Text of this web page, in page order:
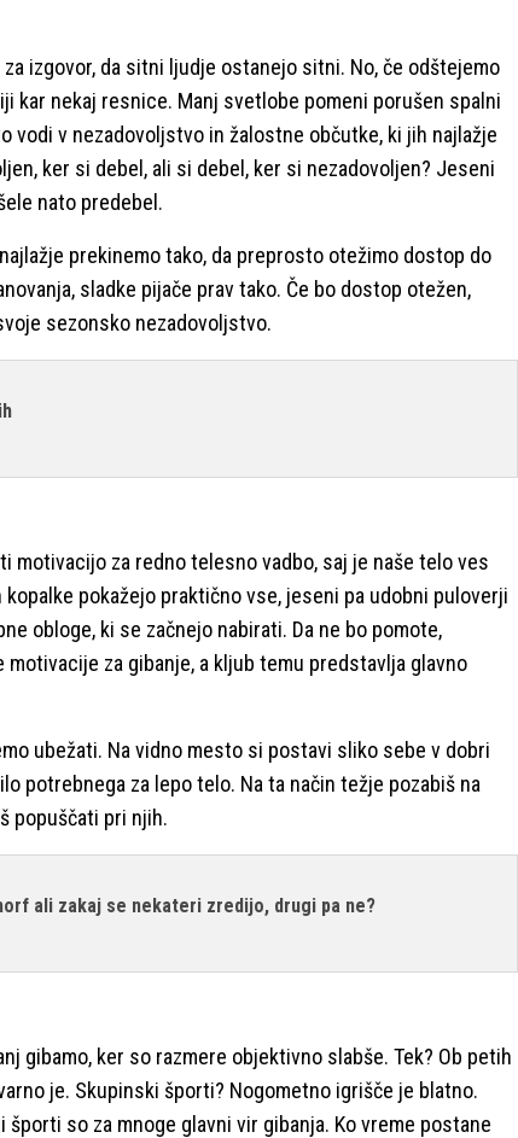
izgovor, da sitni ljudje ostanejo sitni. No, če odštejemo
kar nekaj resnice. Manj svetlobe pomeni porušen spalni
vodi v nezadovoljstvo in žalostne občutke, ki jih najlažje
ker si debel, ali si debel, ker si nezadovoljen? Jeseni
nato predebel.
prekinemo tako, da preprosto otežimo dostop do
sladke pijače prav tako. Če bo dostop otežen,
sezonsko nezadovoljstvo.
motivacijo za redno telesno vadbo, saj je naše telo ves
pokažejo praktično vse, jeseni pa udobni puloverji
obloge, ki se začnejo nabirati. Da ne bo pomote,
za gibanje, a kljub temu predstavlja glavno
ubežati. Na vidno mesto si postavi sliko sebe v dobri
potrebnega za lepo telo. Na ta način težje pozabiš na
popuščati pri njih.
ali zakaj se nekateri zredijo, drugi pa ne?
gibamo, ker so razmere objektivno slabše. Tek? Ob petih
je. Skupinski športi? Nogometno igrišče je blatno.
so za mnoge glavni vir gibanja. Ko vreme postane